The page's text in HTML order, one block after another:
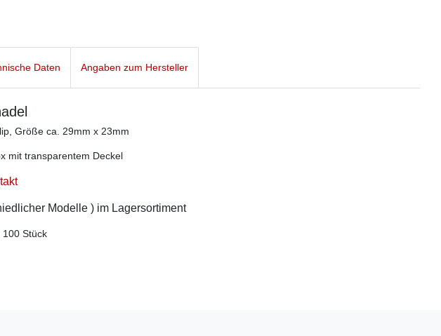
Daten Angaben zum Hersteller
Größe ca. 29mm x 23mm
mit transparentem Deckel
Modelle ) im Lagersortiment
Stück